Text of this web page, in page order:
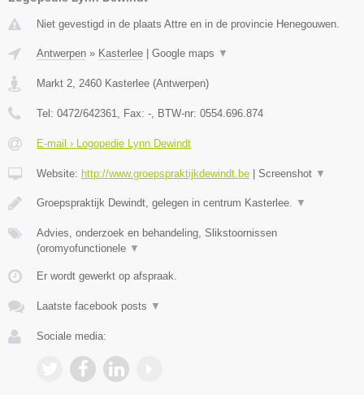
Niet gevestigd in de plaats Attre en in de provincie Henegouwen.
Antwerpen » Kasterlee | Google maps ▼
Markt 2 2460 Kasterlee (Antwerpen)
Tel: 0472/642361 , Fax: - , BTW-nr: 0554.696.874
E-mail › Logopedie Lynn Dewindt
Website: http://www.groepspraktijkdewindt.be | Screenshot ▼
Groepspraktijk Dewindt, gelegen in centrum Kasterlee. ▼
Advies, onderzoek en behandeling, Slikstoornissen
(oromyofunctionele ▼
Er wordt gewerkt op afspraak.
Laatste facebook posts ▼
Sociale media: